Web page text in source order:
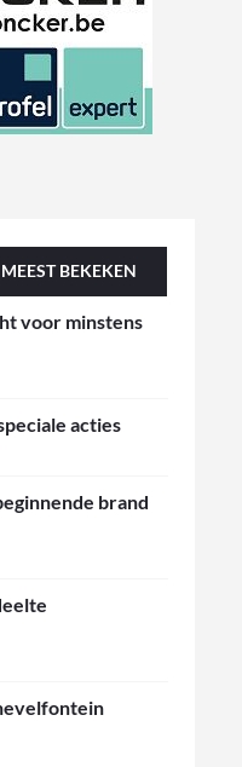
MEEST BEKEKEN
voor minstens
acties
brand